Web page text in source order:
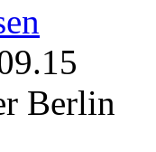
Berlin